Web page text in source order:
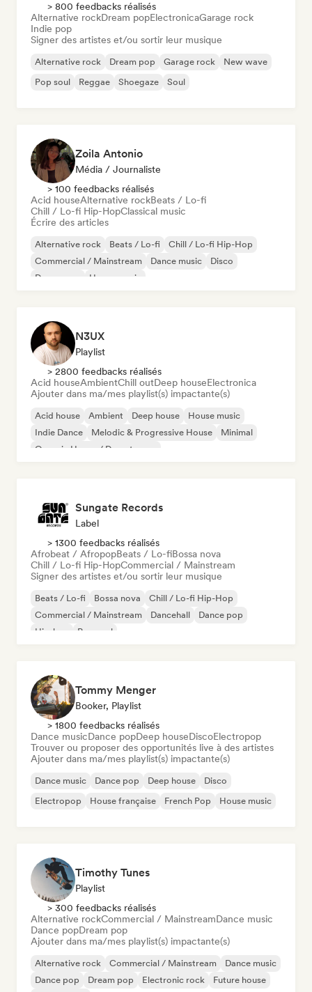
> 800 feedbacks réalisés
Alternative rockDream popElectronicaGarage rock
Indie pop
Signer des artistes et/ou sortir leur musique
Alternative rock Dream pop Garage rock
New wave
Pop soul
Reggae Shoegaze Soul
Zoila Antonio
Média / Journaliste
> 100 feedbacks réalisés
Acid houseAlternative rockBeats / Lo-fi
Chill / Lo-fi Hip-HopClassical music
Écrire des articles
Alternative rock Beats / Lo-fi
Chill / Lo-fi Hip-Hop
Commercial / Mainstream
Dance music
Disco
Dream pop
House music
N3UX
Playlist
> 2800 feedbacks réalisés
Acid houseAmbientChill outDeep houseElectronica
Ajouter dans ma/mes playlist(s) impactante(s)
Acid house Ambient Deep house
House music
Indie Dance
Melodic & Progressive House
Minimal
Organic House / Downtempo
Sungate Records
Label
> 1300 feedbacks réalisés
Afrobeat / AfropopBeats / Lo-fiBossa nova
Chill / Lo-fi Hip-HopCommercial / Mainstream
Signer des artistes et/ou sortir leur musique
Beats / Lo-fi Bossa nova
Chill / Lo-fi Hip-Hop
Commercial / Mainstream
Dancehall
Dance pop
Hip-hop
Pop soul
Tommy Menger
Booker, Playlist
> 1800 feedbacks réalisés
Dance musicDance popDeep houseDiscoElectropop
Trouver ou proposer des opportunités live à des artistes
Ajouter dans ma/mes playlist(s) impactante(s)
Dance music Dance pop Deep house
Disco
Electropop
House française French Pop House music
Timothy Tunes
Playlist
> 300 feedbacks réalisés
Alternative rockCommercial / MainstreamDance music
Dance popDream pop
Ajouter dans ma/mes playlist(s) impactante(s)
Alternative rock Commercial / Mainstream
Dance music
Dance pop
Dream pop Electronic rock
Future house